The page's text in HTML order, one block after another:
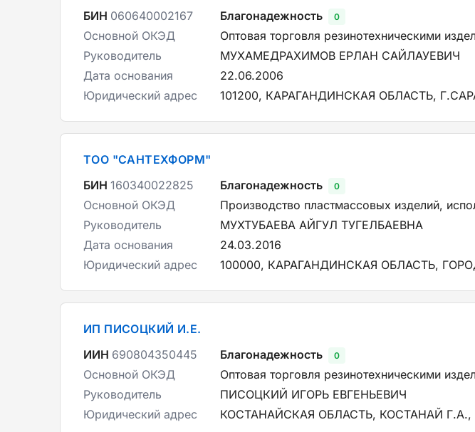
БИН 060640002167 Благонадежность 0
Основной ОКЭД
Оптовая торговля резинотехническими
Руководитель
МУХАМЕДРАХИМОВ ЕРЛАН САЙЛАУЕВИЧ
Дата основания
22.06.2006
Юридический адрес
101200, КАРАГАНДИНСКАЯ ОБЛАСТЬ,
ТОО "САНТЕХФОРМ"
БИН 160340022825 Благонадежность 0
Основной ОКЭД
Производство пластмассовых изделий,
Руководитель
МУХТУБАЕВА АЙГУЛ ТУГЕЛБАЕВНА
Дата основания
24.03.2016
Юридический адрес
100000, КАРАГАНДИНСКАЯ ОБЛАСТЬ,
ИП ПИСОЦКИЙ И.Е.
ИИН 690804350445 Благонадежность 0
Основной ОКЭД
Оптовая торговля резинотехническими
Руководитель
ПИСОЦКИЙ ИГОРЬ ЕВГЕНЬЕВИЧ
Юридический адрес
КОСТАНАЙСКАЯ ОБЛАСТЬ, КОСТАНАЙ Г.А.,